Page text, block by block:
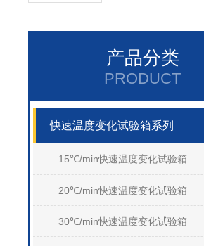
产品分类
PRODUCT
快速温度变化试验箱系列
15℃/min快速温度变化试验箱
20℃/min快速温度变化试验箱
30℃/min快速温度变化试验箱